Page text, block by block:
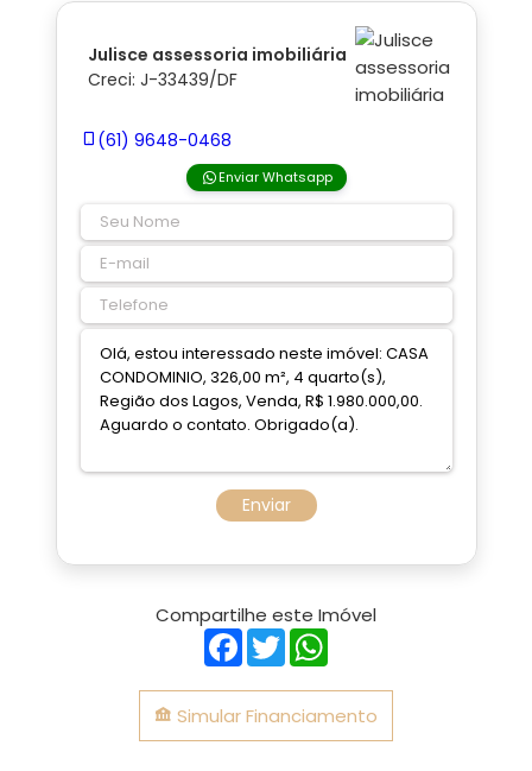
Julisce assessoria imobiliária
Creci: J-33439/DF
(61) 9648-0468
Enviar Whatsapp
Enviar
Compartilhe este Imóvel
Facebook
Twitter
Simular Financiamento